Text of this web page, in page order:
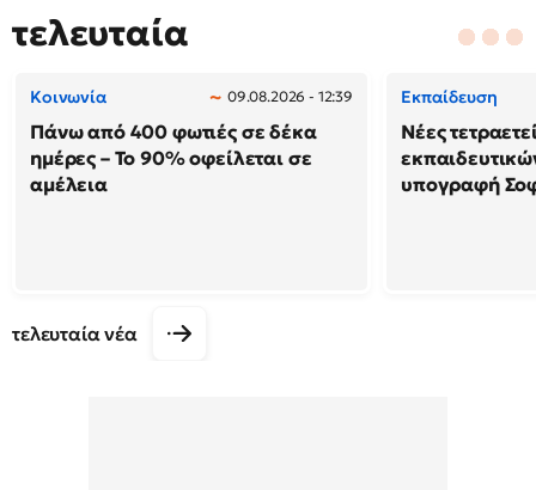
τελευταία
Κοινωνία 09.08.2026 - 12:39
Πάνω από 400 φωτιές σε δέκα
ημέρες – Το 90% οφείλεται σε
αμέλεια
Εκπαίδευση
Νέες
υπογραφή
τελευταία νέα